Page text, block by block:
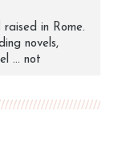
in Rome.
novels,
... not